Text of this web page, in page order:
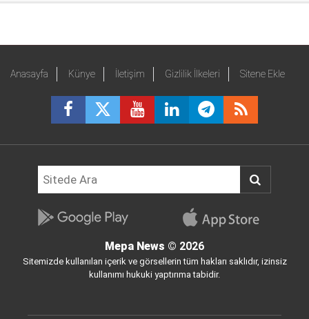
Anasayfa Künye İletişim Gizlilik İlkeleri Sitene Ekle
Mepa News © 2026
Sitemizde kullanılan içerik ve görsellerin tüm hakları saklıdır, izinsiz
kullanımı hukuki yaptırıma tabidir.